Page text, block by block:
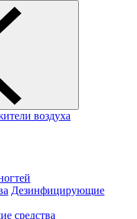
воздуха
Дезинфицирующие
средства